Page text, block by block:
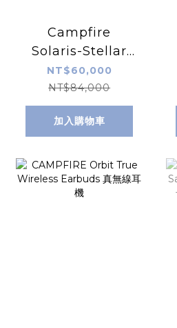
Campfire
Solaris-Stellar
Horizon 黃金太陽
恆星地平線
NT$60,000
NT$84,000
加入購物車